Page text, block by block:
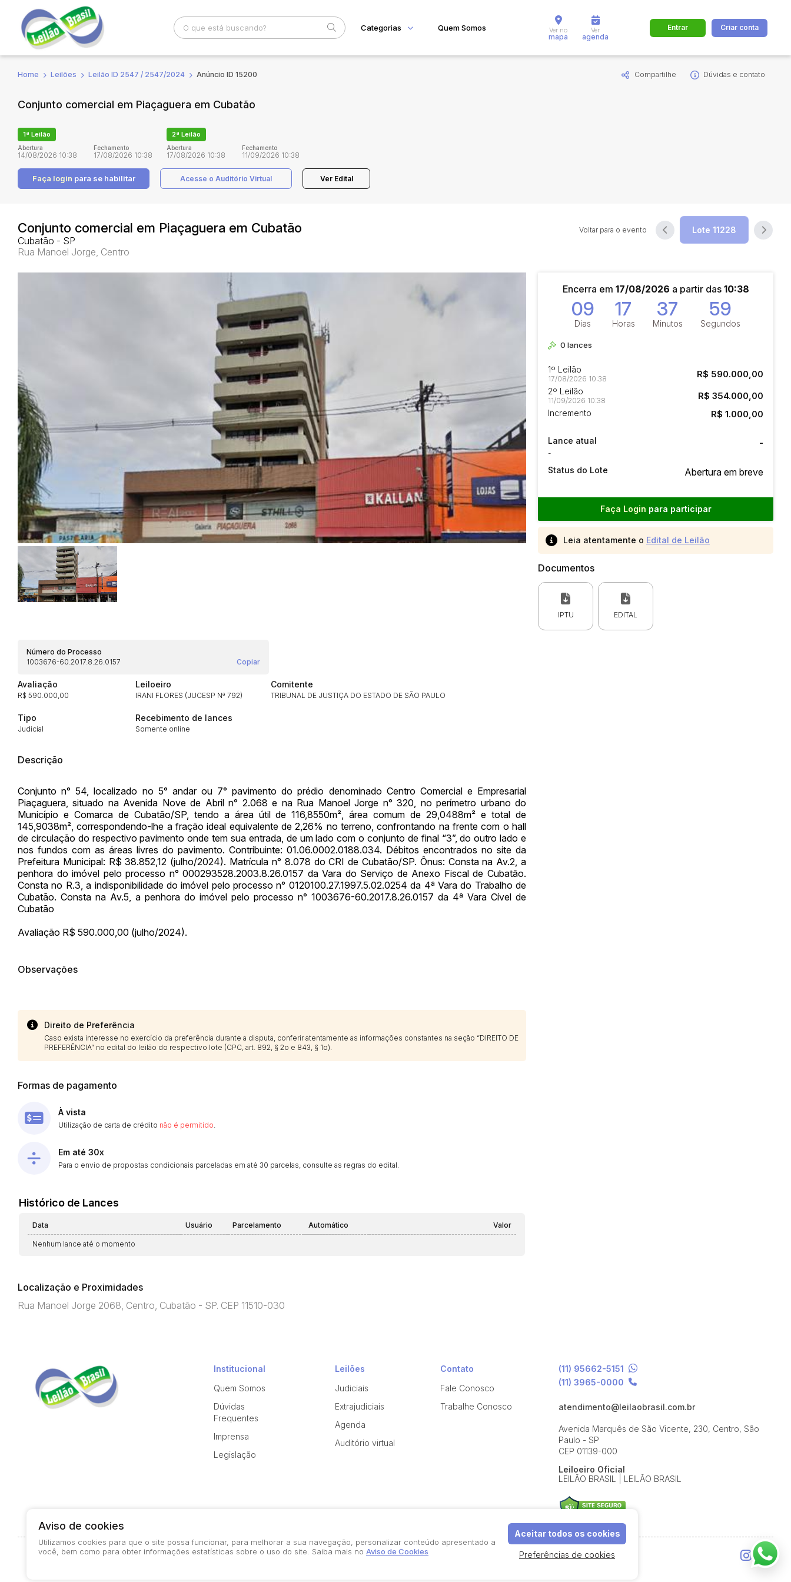
Busca por palavra-chave Categoria Cidade
Categorias Quem Somos Ver no
mapa
Ver
agenda
Entrar Criar conta
Home Leilões Leilão ID 2547 / 2547/2024 Anúncio ID 15200 Compartilhe Dúvidas e contato
Conjunto comercial em Piaçaguera em Cubatão
1ª Leilão
Abertura
14/08/2026 10:38
Fechamento
17/08/2026 10:38
2ª Leilão
Abertura
17/08/2026 10:38
Fechamento
11/09/2026 10:38
Faça login para se habilitar Acesse o Auditório Virtual Ver Edital
Conjunto comercial em Piaçaguera em Cubatão
Cubatão - SP
Rua Manoel Jorge, Centro
Voltar para o evento
Encerra em 17/08/2026 a partir das 10:38
09
Dias
17
Horas
37
Minutos
58
Segundos
0 lances
1º Leilão
17/08/2026 10:38 R$ 590.000,00
2º Leilão
11/09/2026 10:38 R$ 354.000,00
Incremento R$ 1.000,00
Lance atual
-
-
Status do Lote Abertura em breve
Faça Login para participar
Leia atentamente o Edital de Leilão
Documentos
IPTU EDITAL
Número do Processo
1003676-60.2017.8.26.0157
Copiar
Avaliação
R$ 590.000,00
Leiloeiro
IRANI FLORES (JUCESP Nª 792)
Comitente
TRIBUNAL DE JUSTIÇA DO ESTADO DE SÃO PAULO
Tipo
Judicial
Recebimento de lances
Somente online
Descrição
Conjunto n° 54, localizado no 5° andar ou 7° pavimento do prédio denominado Centro Comercial e Empresarial
Piaçaguera, situado na Avenida Nove de Abril n° 2.068 e na Rua Manoel Jorge n° 320, no perímetro urbano do
Município e Comarca de Cubatão/SP, tendo a área útil de 116,8550m², área comum de 29,0488m² e total de
145,9038m², correspondendo-lhe a fração ideal equivalente de 2,26% no terreno, confrontando na frente com o hall
de circulação do respectivo pavimento onde tem sua entrada, de um lado com o conjunto de final “3”, do outro lado e
nos fundos com as áreas livres do pavimento. Contribuinte: 01.06.0002.0188.034. Débitos encontrados no site da
Prefeitura Municipal: R$ 38.852,12 (julho/2024). Matrícula n° 8.078 do CRI de Cubatão/SP. Ônus: Consta na Av.2, a
penhora do imóvel pelo processo n° 000293528.2003.8.26.0157 da Vara do Serviço de Anexo Fiscal de Cubatão.
Consta no R.3, a indisponibilidade do imóvel pelo processo n° 0120100.27.1997.5.02.0254 da 4ª Vara do Trabalho de
Cubatão. Consta na Av.5, a penhora do imóvel pelo processo n° 1003676-60.2017.8.26.0157 da 4ª Vara Cível de
Cubatão
Avaliação R$ 590.000,00 (julho/2024).
Observações
Direito de Preferência
Caso exista interesse no exercício da preferência durante a disputa, conferir atentamente as informações constantes na seção “DIREITO DE
PREFERÊNCIA” no edital do leilão do respectivo lote (CPC, art. 892, § 2o e 843, § 1o).
Formas de pagamento
À vista
Utilização de carta de crédito não é permitido.
Em até 30x
Para o envio de propostas condicionais parceladas em até 30 parcelas, consulte as regras do edital.
Histórico de Lances
Data Usuário Parcelamento Automático Valor
Nenhum lance até o momento
Localização e Proximidades
Rua Manoel Jorge 2068, Centro, Cubatão - SP. CEP 11510-030
Data Usuário
14/04/2025 18:43:11 TIAGOFELIPE
14/04/2025 18:43:11 TIAGOFELIPE
14/04/2025 18:43:11 TIAGOFELIPE
Clique aqui para fazer login
Habilite-se para efetuar lances ou propostas
Institucional
Quem Somos
Dúvidas
Frequentes
Imprensa
Legislação
Leilões
Judiciais
Extrajudiciais
Agenda
Auditório virtual
Contato
Fale Conosco
Trabalhe Conosco
(11) 95662-5151
(11) 3965-0000
atendimento@leilaobrasil.com.br
Avenida Marquês de São Vicente, 230, Centro, São
Paulo - SP
CEP 01139-000
Leiloeiro Oficial
LEILÃO BRASIL | LEILÃO BRASIL
© 2026-present - Todos os direitos reservados Política de Privacidade Aviso de Cookies Termos de Uso
Aviso de cookies
Utilizamos cookies para que o site possa funcionar, para melhorar a sua navegação, personalizar conteúdo apresentado a
você, bem como para obter informações estatísticas sobre o uso do site. Saiba mais no Aviso de Cookies
Aceitar todos os cookies
Preferências de cookies